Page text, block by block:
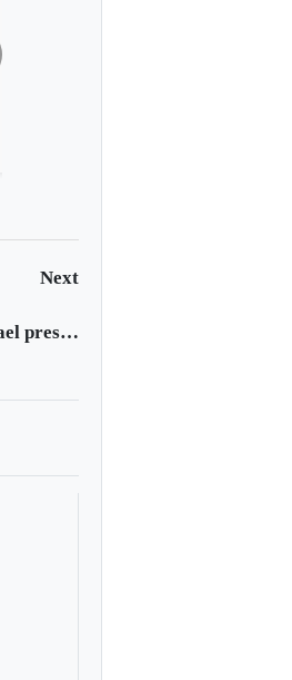
Next
Hospital San Rafael presentó resultados de su programa de telemedicina